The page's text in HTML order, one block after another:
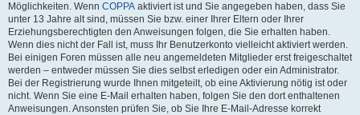
Möglichkeiten. Wenn COPPA aktiviert ist und Sie angegeben haben, dass Sie
unter 13 Jahre alt sind, müssen Sie bzw. einer Ihrer Eltern oder Ihrer
Erziehungsberechtigten den Anweisungen folgen, die Sie erhalten haben.
Wenn dies nicht der Fall ist, muss Ihr Benutzerkonto vielleicht aktiviert werden.
Bei einigen Foren müssen alle neu angemeldeten Mitglieder erst freigeschaltet
werden – entweder müssen Sie dies selbst erledigen oder ein Administrator.
Bei der Registrierung wurde Ihnen mitgeteilt, ob eine Aktivierung nötig ist oder
nicht. Wenn Sie eine E-Mail erhalten haben, folgen Sie den dort enthaltenen
Anweisungen. Ansonsten prüfen Sie, ob Sie Ihre E-Mail-Adresse korrekt